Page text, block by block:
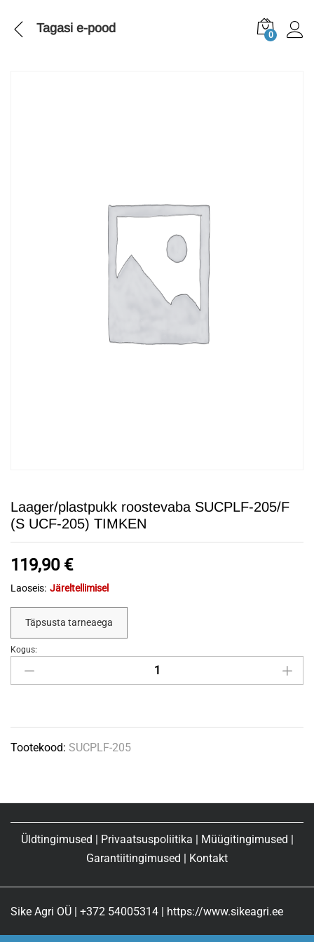
Tagasi e-pood 0
Laager/plastpukk roostevaba SUCPLF-205/F
(S UCF-205) TIMKEN
119,90 €
Laoseis: Järeltellimisel
Täpsusta tarneaega
Laager/plastpukk
roostevaba
(S
UCF-
quantity
Kogus:
Tootekood: SUCPLF-205
Üldtingimused Privaatsuspoliitika Müügitingimused
Garantiitingimused
Kontakt
Sike Agri OÜ | +372 54005314 | https://www.sikeagri.ee